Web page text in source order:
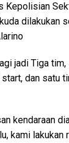
Kepolisian
dilakukan
jadi Tiga
dan satu
kendaraan
kami lakukan